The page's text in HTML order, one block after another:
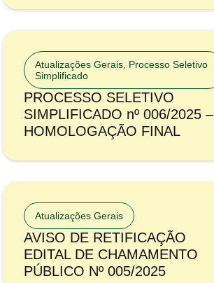
Atualizações Gerais Processo Seletivo
Simplificado
PROCESSO SELETIVO
SIMPLIFICADO nº 006/2025 –
HOMOLOGAÇÃO FINAL
Atualizações Gerais
AVISO DE RETIFICAÇÃO
EDITAL DE CHAMAMENTO
PÚBLICO Nº 005/2025